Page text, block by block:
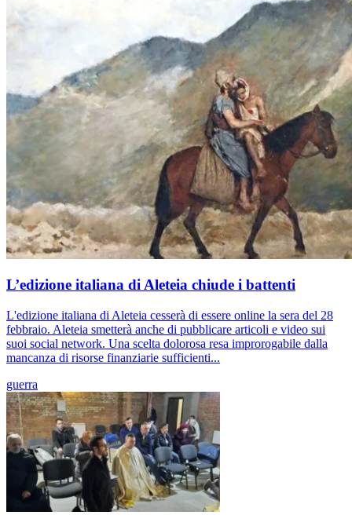
L’edizione italiana di Aleteia chiude i battenti
L'edizione italiana di Aleteia cesserà di essere online la sera del 28
febbraio. Aleteia smetterà anche di pubblicare articoli e video sui
suoi social network. Una scelta dolorosa resa improrogabile dalla
mancanza di risorse finanziarie sufficienti...
guerra